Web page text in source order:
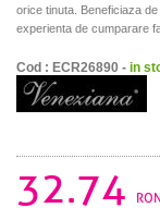
orice tinuta. Beneficiaza
experienta de cumparare
Cod : ECR26890 - in
32.74